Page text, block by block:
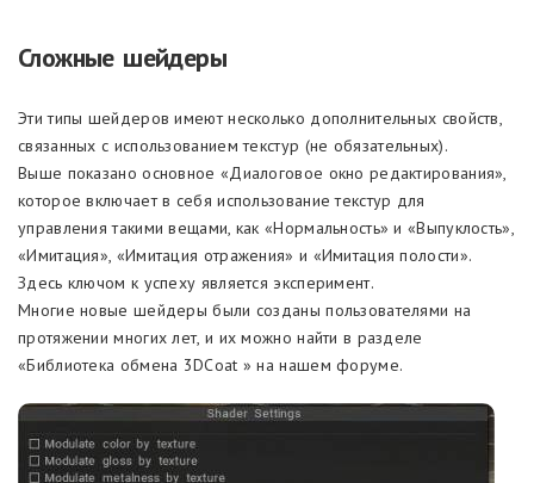
Сложные шейдеры
Эти типы шейдеров имеют несколько дополнительных свойств,
связанных с использованием текстур (не обязательных).
Выше показано основное «Диалоговое окно редактирования»,
которое включает в себя использование текстур для
управления такими вещами, как «Нормальность» и «Выпуклость»,
«Имитация», «Имитация отражения» и «Имитация полости».
Здесь ключом к успеху является эксперимент.
Многие новые шейдеры были созданы пользователями на
протяжении многих лет, и их можно найти в разделе
«Библиотека обмена 3DCoat » на нашем форуме.